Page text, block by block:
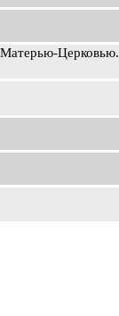
Церковью.